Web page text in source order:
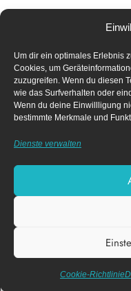
Um dir ein optimales Erlebnis
Cookies, um
zuzugreifen. Wenn du diesen
wie das Surfverhalten oder
Wenn du deine Einwillligung
bestimmte Merkmale und
Dienste verwalten
Cookie-Richtlinie
Neueste Kommentare
Archiv
Impressum
Cookie-Richtlinie (EU)
© FACK e.V.|
Diese
Akzeptieren